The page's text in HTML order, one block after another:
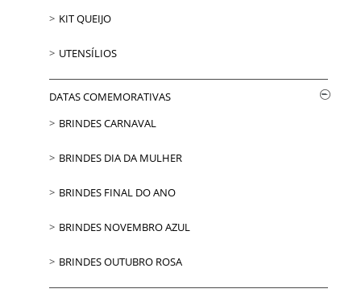
KIT QUEIJO
UTENSÍLIOS
DATAS COMEMORATIVAS
BRINDES CARNAVAL
BRINDES DIA DA MULHER
BRINDES FINAL DO ANO
BRINDES NOVEMBRO AZUL
BRINDES OUTUBRO ROSA